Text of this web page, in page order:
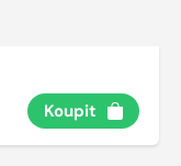
Koupit